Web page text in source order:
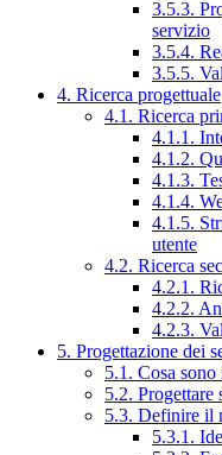
3.5.3.
servizio
3.5.4.
3.5.5.
4. Ricerca progettuale
4.1. Ricerca
4.1.1.
4.1.2.
4.1.3.
4.1.4.
4.1.5.
utente
4.2. Ricerca
4.2.1.
4.2.2.
4.2.3.
5. Progettazione dei
5.1. Cosa
5.2.
5.3. Definire il
5.3.1.